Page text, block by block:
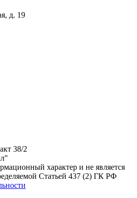
д. 19
38/2
характер и не является
Статьей 437 (2) ГК РФ